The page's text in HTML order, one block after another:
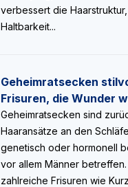
verbessert die
Haltbarkeit...
Geheimratsecken
Frisuren, die Wunder
Geheimratsecken sind
Haaransätze an den
genetisch oder hormonell
vor allem Männer
zahlreiche Frisuren wie